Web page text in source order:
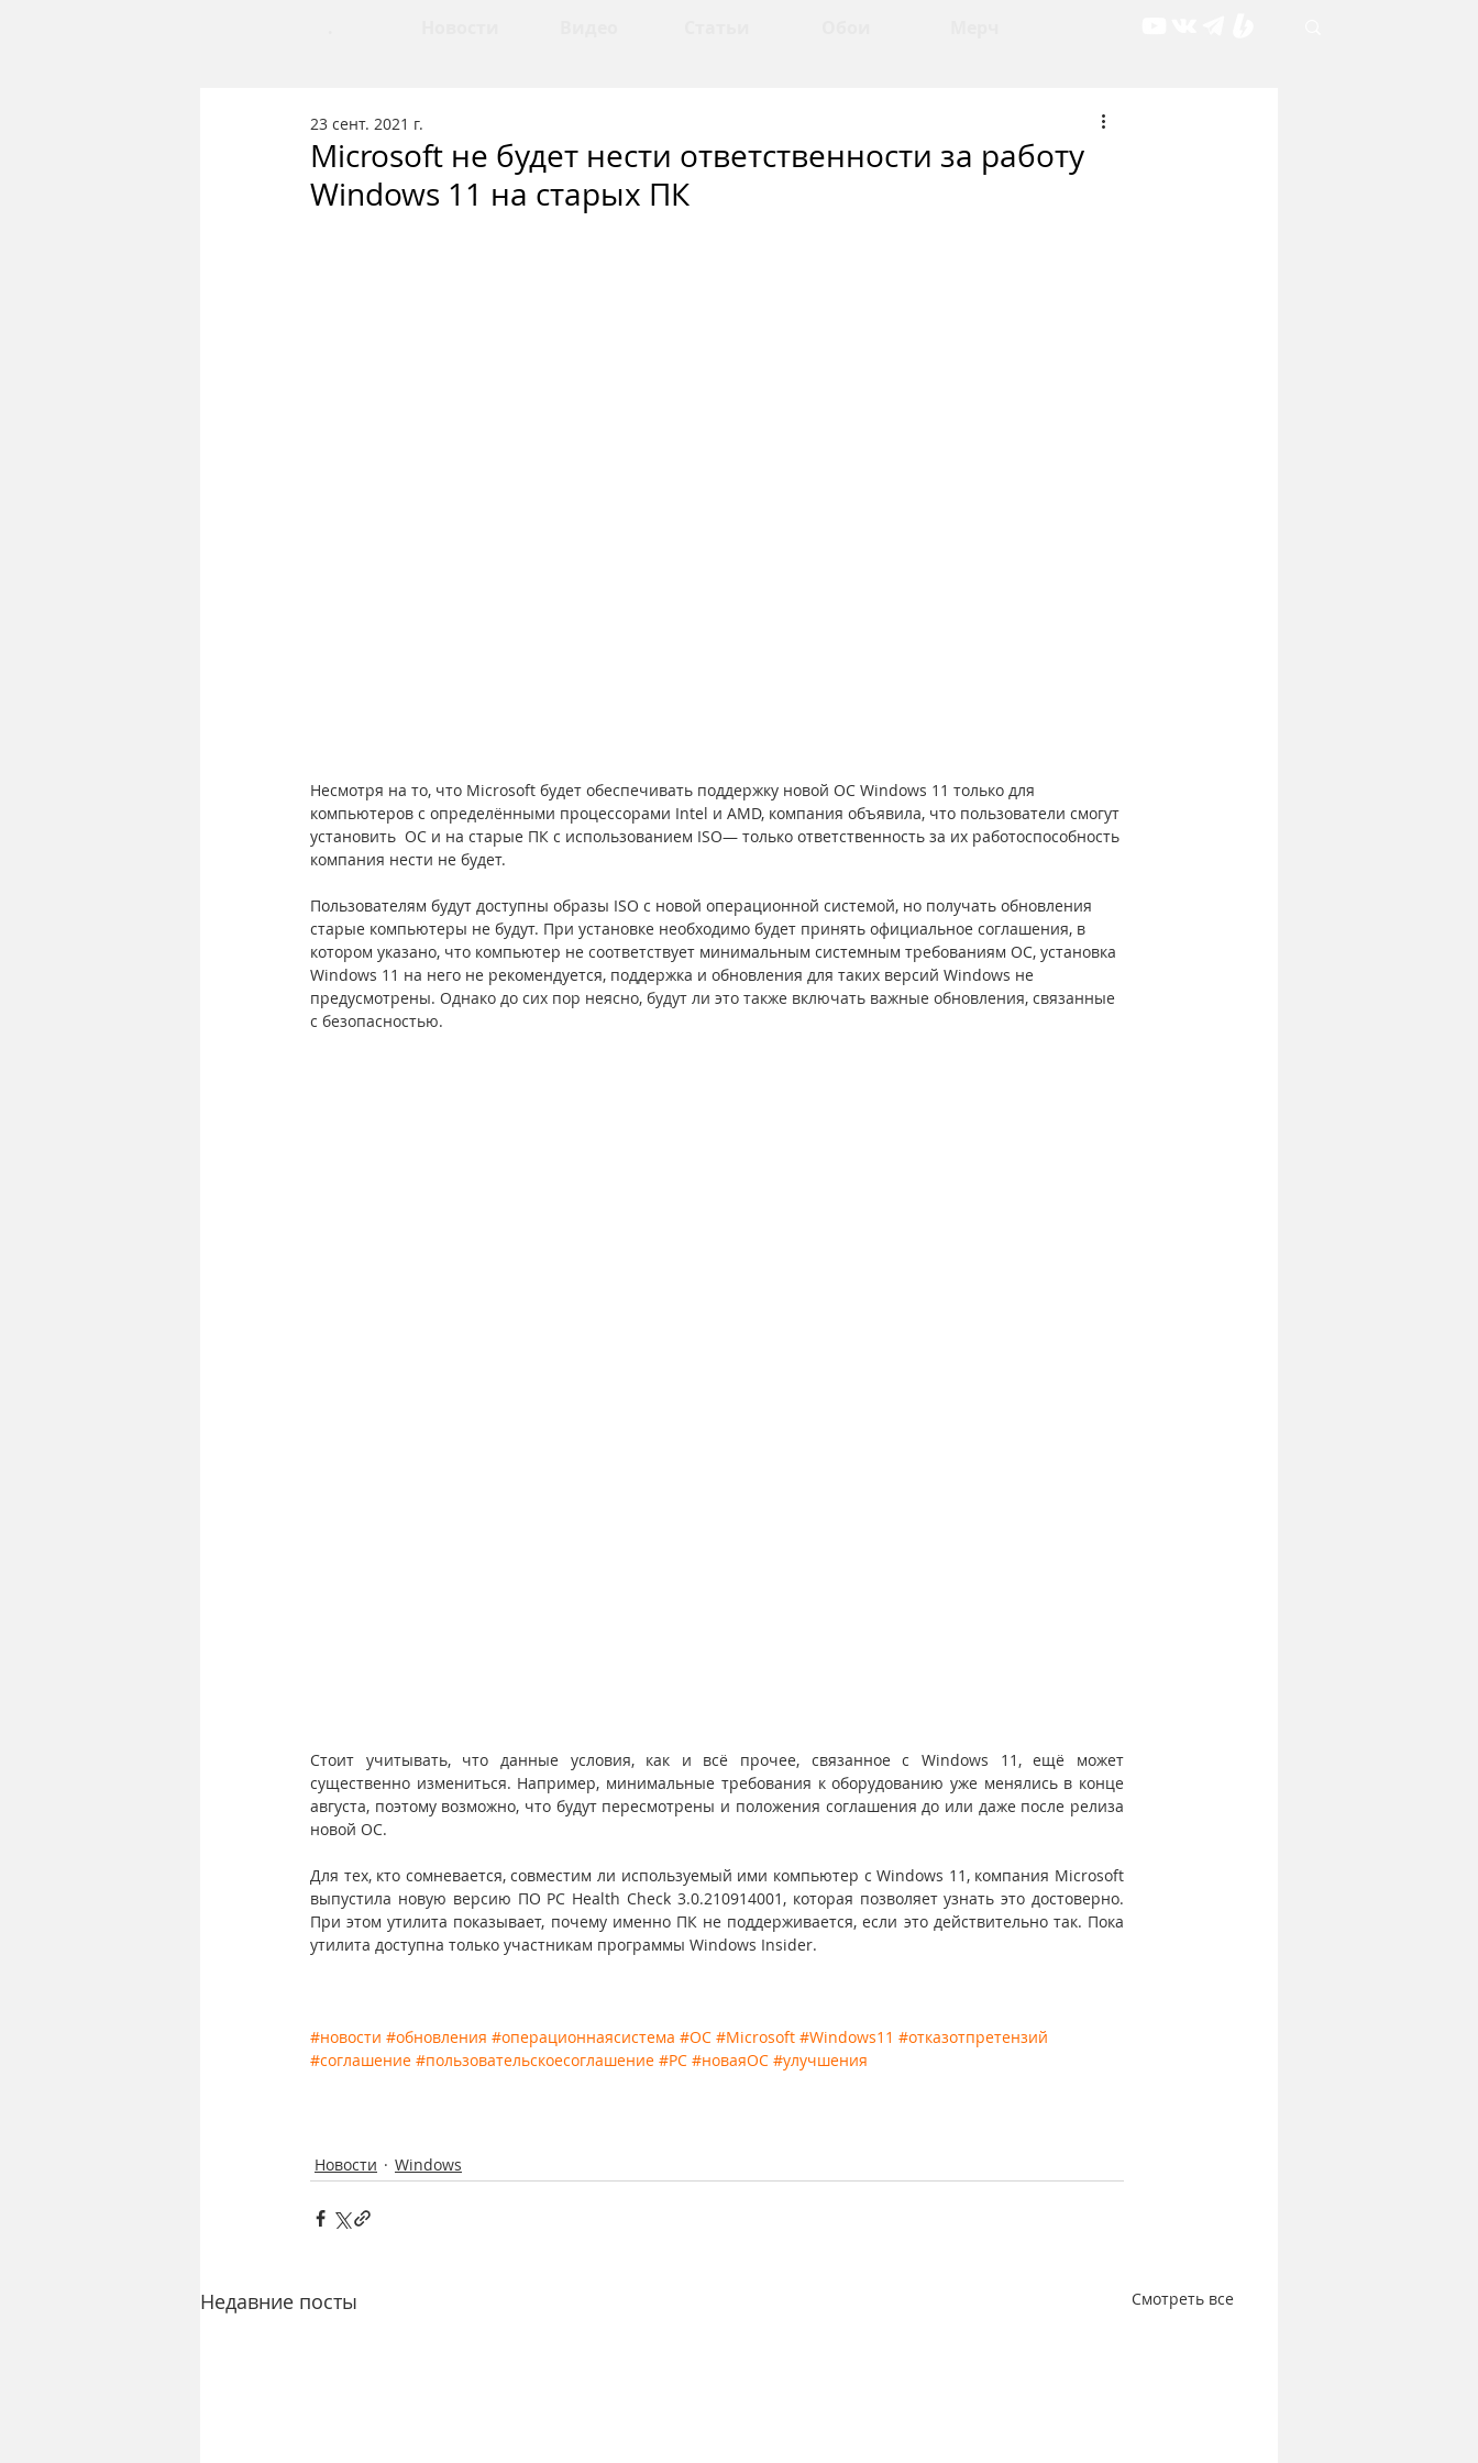
Microsoft не будет нести ответственности за работу
Windows 11 на старых ПК
23 сент. 2021 г.
Несмотря на то, что Microsoft будет обеспечивать поддержку новой ОС Windows 11 только для
компьютеров с определёнными процессорами Intel и AMD, компания объявила, что пользователи смогут
установить  ОС и на старые ПК с использованием ISO— только ответственность за их работоспособность
компания нести не будет.
Пользователям будут доступны образы ISO с новой операционной системой, но получать обновления
старые компьютеры не будут. При установке необходимо будет принять официальное соглашения, в
котором указано, что компьютер не соответствует минимальным системным требованиям ОС, установка
Windows 11 на него не рекомендуется, поддержка и обновления для таких версий Windows не
предусмотрены. Однако до сих пор неясно, будут ли это также включать важные обновления, связанные
с безопасностью.
Стоит учитывать, что данные условия, как и всё прочее, связанное с Windows 11, ещё может
существенно измениться. Например, минимальные требования к оборудованию уже менялись в конце
августа, поэтому возможно, что будут пересмотрены и положения соглашения до или даже после релиза
новой ОС.
Для тех, кто сомневается, совместим ли используемый ими компьютер с Windows 11, компания Microsoft
выпустила новую версию ПО PC Health Check 3.0.210914001, которая позволяет узнать это достоверно.
При этом утилита показывает, почему именно ПК не поддерживается, если это действительно так. Пока
утилита доступна только участникам программы Windows Insider.
#новости #обновления #операционнаясистема #ОС #Microsoft #Windows11 #отказотпретензий
#соглашение #пользовательскоесоглашение #PC #новаяОС #улучшения
Новости Windows
Недавние посты Смотреть все